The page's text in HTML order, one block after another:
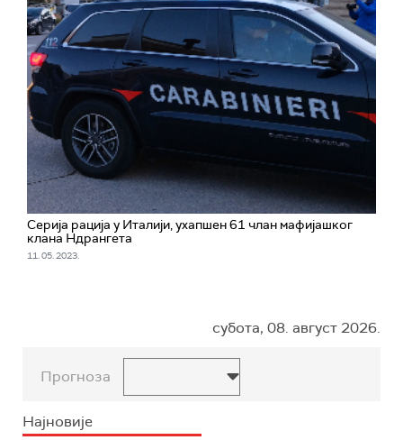
Серија рација у Италији, ухапшен 61 члан мафијашког
клана Ндрангета
11. 05. 2023.
субота, 08. август 2026.
Прогноза
Најновије